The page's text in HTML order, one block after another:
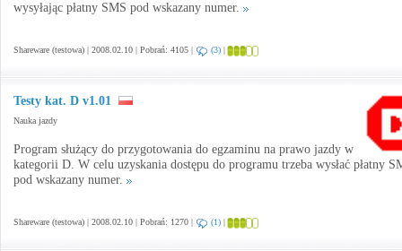
wysyłając płatny SMS pod wskazany numer.
Shareware (testowa) | 2008.02.10 | Pobrań: 4105 | (3) |
Testy kat. D v1.01
Nauka jazdy
Program służący do przygotowania do egzaminu na prawo jazdy w
kategorii D. W celu uzyskania dostępu do programu trzeba wysłać płatny
pod wskazany numer.
Shareware (testowa) | 2008.02.10 | Pobrań: 1270 | (1) |